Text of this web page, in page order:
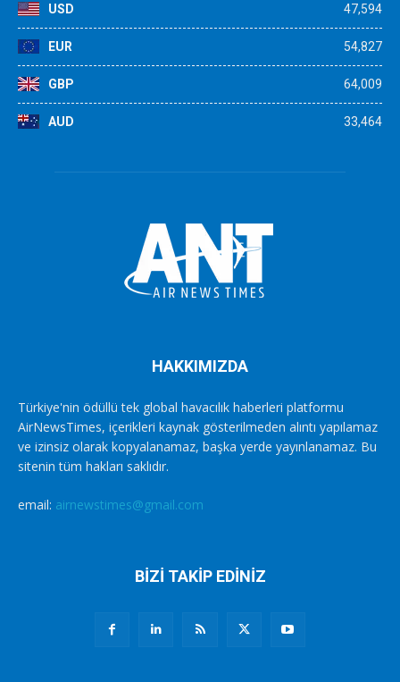
USD 47,594
EUR 54,827
GBP 64,009
AUD 33,464
HAKKIMIZDA
Türkiye'nin ödüllü tek global havacılık haberleri platformu
AirNewsTimes, içerikleri kaynak gösterilmeden alıntı yapılamaz
ve izinsiz olarak kopyalanamaz, başka yerde yayınlanamaz. Bu
sitenin tüm hakları saklıdır.
email: airnewstimes@gmail.com
BİZİ TAKİP EDİNİZ